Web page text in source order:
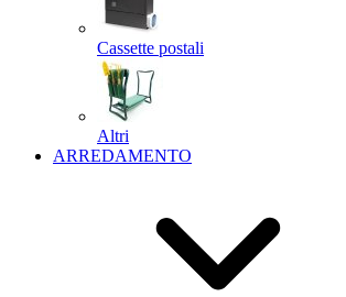
Cassette postali
Altri
ARREDAMENTO